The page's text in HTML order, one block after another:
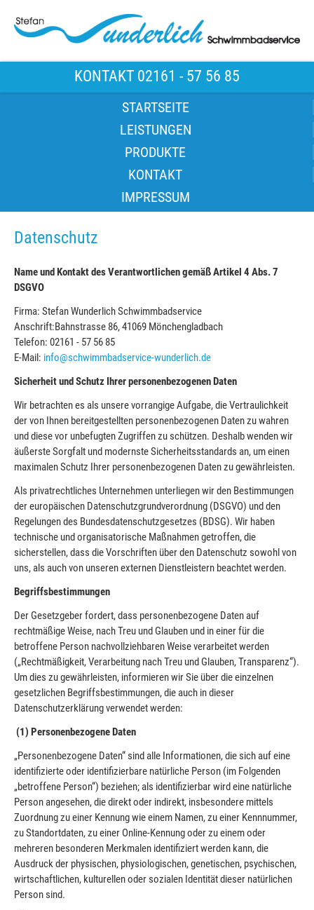
KONTAKT 02161 - 57 56 85
STARTSEITE
LEISTUNGEN
PRODUKTE
KONTAKT
IMPRESSUM
Datenschutz
Name und Kontakt des Verantwortlichen gemäß Artikel 4 Abs. 7
DSGVO
Firma: Stefan WunderlichSchwimmbadservice
Anschrift:Bahnstrasse 86, 41069 Mönchengladbach
Telefon: 02161 - 57 56 85
E-Mail: info@schwimmbadservice-wunderlich.de
Sicherheit und Schutz Ihrer personenbezogenen Daten
Wir betrachten es als unsere vorrangige Aufgabe, die Vertraulichkeit
der von Ihnen bereitgestellten personenbezogenen Daten zu wahren
und diese vor unbefugten Zugriffen zu schützen. Deshalb wenden wir
äußerste Sorgfalt und modernste Sicherheitsstandards an, um einen
maximalen Schutz Ihrer personenbezogenen Daten zu gewährleisten.
Als privatrechtliches Unternehmen unterliegen wir den Bestimmungen
der europäischen Datenschutzgrundverordnung (DSGVO) und den
Regelungen des Bundesdatenschutzgesetzes (BDSG). Wir haben
technische und organisatorische Maßnahmen getroffen, die
sicherstellen, dass die Vorschriften über den Datenschutz sowohl von
uns, als auch von unseren externen Dienstleistern beachtet werden.
Begriffsbestimmungen
Der Gesetzgeber fordert, dass personenbezogene Daten auf
rechtmäßige Weise, nach Treu und Glauben und in einer für die
betroffene Person nachvollziehbaren Weise verarbeitet werden
(„Rechtmäßigkeit, Verarbeitung nach Treu und Glauben, Transparenz“).
Um dies zu gewährleisten, informieren wir Sie über die einzelnen
gesetzlichen Begriffsbestimmungen, die auch in dieser
Datenschutzerklärung verwendet werden:
(1) Personenbezogene Daten
„Personenbezogene Daten“ sind alle Informationen, die sich auf eine
identifizierte oder identifizierbare natürliche Person (im Folgenden
„betroffene Person“) beziehen; als identifizierbar wird eine natürliche
Person angesehen, die direkt oder indirekt, insbesondere mittels
Zuordnung zu einer Kennung wie einem Namen, zu einer Kennnummer,
zu Standortdaten, zu einer Online-Kennung oder zu einem oder
mehreren besonderen Merkmalen identifiziert werden kann, die
Ausdruck der physischen, physiologischen, genetischen, psychischen,
wirtschaftlichen, kulturellen oder sozialen Identität dieser natürlichen
Person sind.